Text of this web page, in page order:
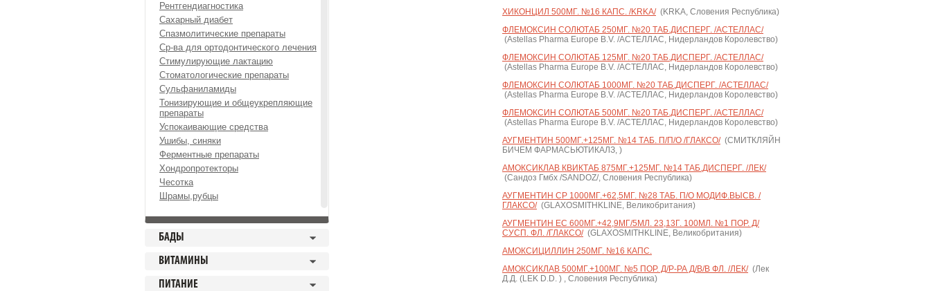
Рентгендиагностика
Сахарный диабет
Спазмолитические препараты
Ср-ва для ортодонтического лечения
Стимулирующие лактацию
Стоматологические препараты
Сульфаниламиды
Тонизирующие и общеукрепляющие
препараты
Успокаивающие средства
Ушибы, синяки
Ферментные препараты
Хондропротекторы
Чесотка
Шрамы,рубцы
БАДЫ
ВИТАМИНЫ
ПИТАНИЕ
ХИКОНЦИЛ 500МГ. №16 КАПС. /KRKA/(KRKA, Словения Республика)
ФЛЕМОКСИН СОЛЮТАБ 250МГ. №20 ТАБ.ДИСПЕРГ. /АСТЕЛЛАС/
(Astellas Pharma Europe B.V. /АСТЕЛЛАС, Нидерландов Королевство)
ФЛЕМОКСИН СОЛЮТАБ 125МГ. №20 ТАБ.ДИСПЕРГ. /АСТЕЛЛАС/
(Astellas Pharma Europe B.V. /АСТЕЛЛАС, Нидерландов Королевство)
ФЛЕМОКСИН СОЛЮТАБ 1000МГ. №20 ТАБ.ДИСПЕРГ. /АСТЕЛЛАС/
(Astellas Pharma Europe B.V. /АСТЕЛЛАС, Нидерландов Королевство)
ФЛЕМОКСИН СОЛЮТАБ 500МГ. №20 ТАБ.ДИСПЕРГ. /АСТЕЛЛАС/
(Astellas Pharma Europe B.V. /АСТЕЛЛАС, Нидерландов Королевство)
АУГМЕНТИН 500МГ.+125МГ. №14 ТАБ. П/П/О /ГЛАКСО/(СМИТКЛЯЙН
БИЧЕМ ФАРМАСЬЮТИКАЛЗ, )
АМОКСИКЛАВ КВИКТАБ 875МГ.+125МГ. №14 ТАБ.ДИСПЕРГ. /ЛЕК/
(Сандоз Гмбх /SANDOZ/, Словения Республика)
АУГМЕНТИН СР 1000МГ.+62,5МГ. №28 ТАБ. П/О МОДИФ.ВЫСВ. /
ГЛАКСО/(GLAXOSMITHKLINE, Великобритания)
АУГМЕНТИН ЕС 600МГ.+42,9МГ/5МЛ. 23,13Г. 100МЛ. №1 ПОР. Д/
СУСП. ФЛ. /ГЛАКСО/(GLAXOSMITHKLINE, Великобритания)
АМОКСИЦИЛЛИН 250МГ. №16 КАПС.
АМОКСИКЛАВ 500МГ.+100МГ. №5 ПОР. Д/Р-РА Д/В/В ФЛ. /ЛЕК/(Лек
Д.Д. (LEK D.D. ) , Словения Республика)